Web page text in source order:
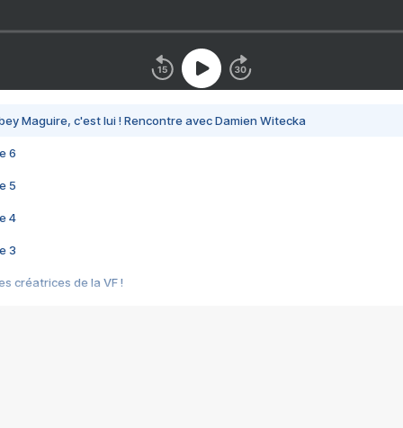
Maguire, c'est lui ! Rencontre avec Damien Witecka
6
5
4
3
créatrices de la VF !